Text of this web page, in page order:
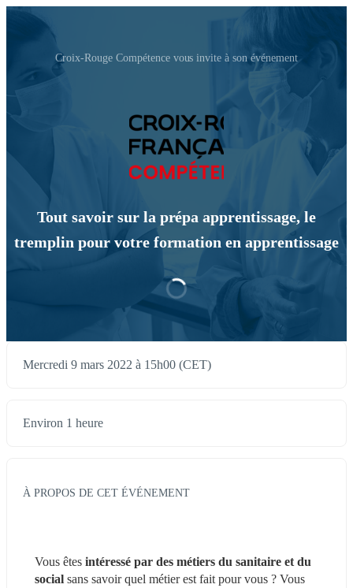
Croix-Rouge Compétence vous invite à son événement
Tout savoir sur la prépa apprentissage, le
tremplin pour votre formation en apprentissage
Mercredi 9 mars 2022 à 15h00 (CET)
Environ 1 heure
À PROPOS DE CET ÉVÉNEMENT
Vous êtes intéressé par des métiers du sanitaire et du
social sans savoir quel métier est fait pour vous ? Vous